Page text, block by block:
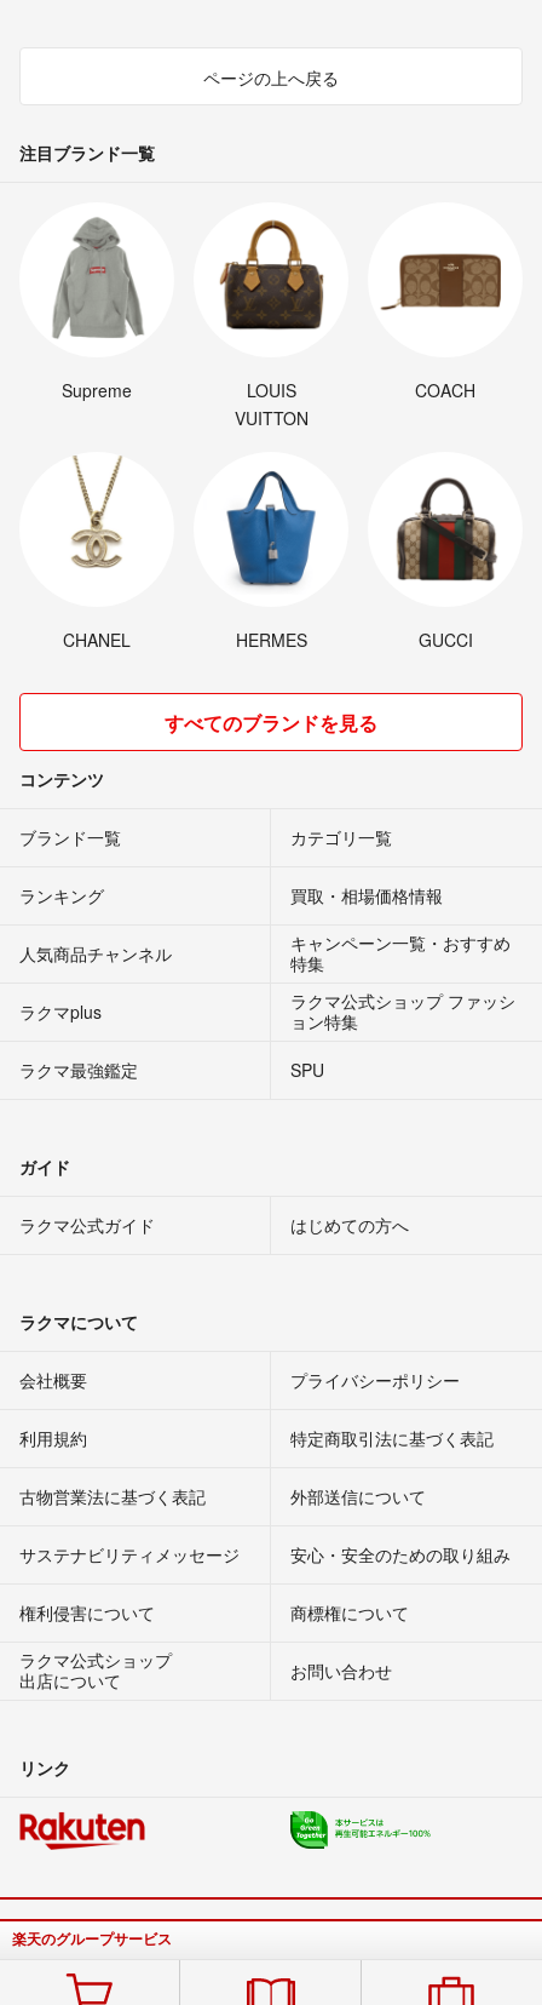
ページの上へ戻る
注目ブランド一覧
Supreme
LOUIS
VUITTON
COACH
CHANEL HERMES GUCCI
すべてのブランドを見る
コンテンツ
ブランド一覧 カテゴリ一覧
ランキング 買取・相場価格情報
人気商品チャンネル
キャンペーン一覧・おすすめ
特集
ラクマplus
ラクマ公式ショップ ファッシ
ョン特集
ラクマ最強鑑定
SPU
ガイド
ラクマ公式ガイド はじめての方へ
ラクマについて
会社概要 プライバシーポリシー
利用規約 特定商取引法に基づく表記
古物営業法に基づく表記 外部送信について
サステナビリティメッセージ 安心・安全のための取り組み
権利侵害について
商標権について
ラクマ公式ショップ
出店について
お問い合わせ
リンク
楽天のグループサービス